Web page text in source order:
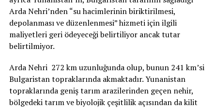
Arda Nehri’nden “su hacimlerinin biriktirilmesi,
depolanması ve düzenlenmesi” hizmeti için ilgili
maliyetleri geri ödeyeceği belirtiliyor ancak tutar
belirtilmiyor.
Arda Nehri 272 km uzunluğunda olup, bunun 241 km’si
Bulgaristan topraklarında akmaktadır. Yunanistan
topraklarında geniş tarım arazilerinden geçen nehir,
bölgedeki tarım ve biyolojik çeşitlilik açısından da kilit